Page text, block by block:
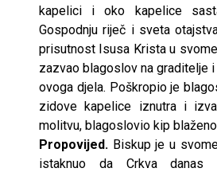
kapelici i oko kapelice
Gospodnju riječ i sveta
prisutnost Isusa Krista u
zazvao blagoslov na graditelje
ovoga djela. Poškropio je
zidove kapelice iznutra i
molitvu, blagoslovio kip
Propovijed. Biskup je u
istaknuo da Crkva danas